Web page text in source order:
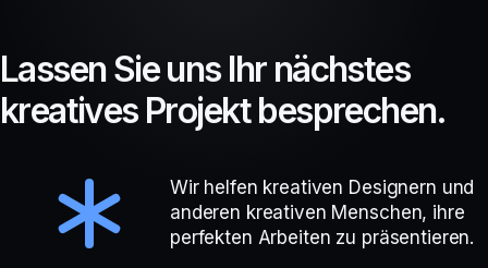
LassenSie uns Ihr nächstes
kreatives Projekt besprechen.
Wir helfen kreativen Designern und
anderen kreativen Menschen, ihre
perfekten Arbeiten zu präsentieren.